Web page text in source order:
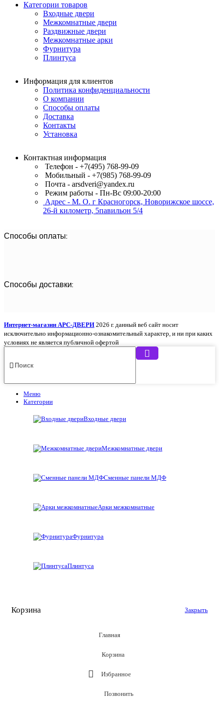
Категории товаров
Входные двери
Межкомнатные двери
Раздвижные двери
Межкомнатные арки
Фурнитура
Плинтуса
Информация для клиентов
Политика конфиденциальности
О компании
Способы оплаты
Доставка
Контакты
Установка
Контактная информация
Телефон - +7(495) 768-99-09
Мобильный - +7(985) 768-99-09
Почта - arsdveri@yandex.ru
Режим работы - Пн-Вс 09:00-20:00
Адрес - М. О. г Красногорск, Новорижское шоссе,
26-й километр, 5павильон 5/4
Способы оплаты:
Способы доставки:
Интернет-магазин АРС-ДВЕРИ 2026 г. данный веб сайт носит
исключительно информационно-ознакомительный характер, и ни при каких
условиях не является публичной офертой
Меню
Категории
Входные двери
Межкомнатные двери
Сменные панели МДФ
Арки межкомнатные
Фурнитура
Плинтуса
Корзина Закрыть
Главная
Корзина
Избранное
Позвонить